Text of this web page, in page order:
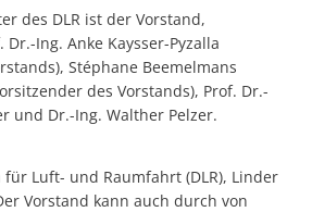
des DLR ist der Vorstand,
Ing. Anke Kaysser-Pyzalla
Stéphane Beemelmans
des Vorstands), Prof. Dr.-
und Dr.-Ing. Walther Pelzer.
Luft- und Raumfahrt (DLR), Linder
Vorstand kann auch durch von